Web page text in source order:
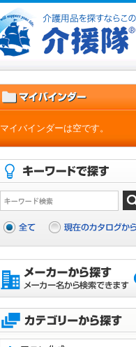
マイバインダーは空です。